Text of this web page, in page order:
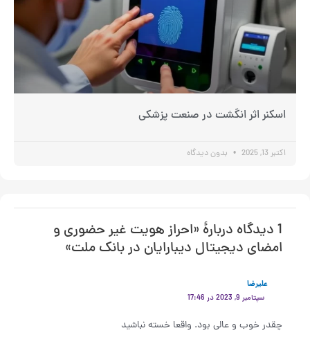
اسکنر اثر انگشت در صنعت پزشکی
اکتبر 13, 2025 بدون دیدگاه
1 دیدگاه دربارهٔ «احراز هویت غیر حضوری و
امضای دیجیتال دیبارایان در بانک ملت»
علیرضا
سپتامبر 9, 2023 در 17:46
چقدر خوب و عالی بود. واقعا خسته نباشید